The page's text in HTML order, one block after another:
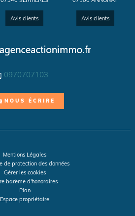
Avis clients Avis clients
0970707103
NOUS ÉCRIRE
Mentions Légales
de protection des données
Gérer les cookies
barème d'honoraires
Plan
Espace propriétaire